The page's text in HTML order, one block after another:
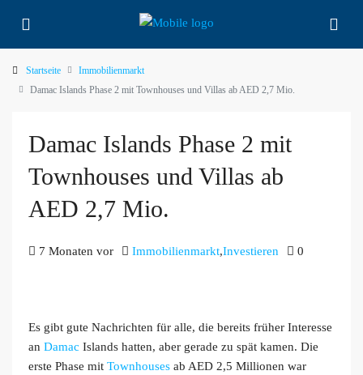
Startseite
Immobilienmarkt
Damac Islands Phase 2 mit Townhouses und Villas ab AED 2,7 Mio.
Damac Islands Phase 2 mit
Townhouses und Villas ab
AED 2,7 Mio.
7 Monaten vor Immobilienmarkt,Investieren 0
Es gibt gute Nachrichten für alle, die bereits früher Interesse
an Damac Islands hatten, aber gerade zu spät kamen. Die
erste Phase mit Townhouses ab AED 2,5 Millionen war